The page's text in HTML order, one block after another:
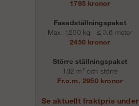
1795 kronor
Fasadställningspaket
Max. 1200 kg
≤ 3,6 meter
2450 kronor
Större ställningspaket
182 m² och större
Fr.o.m. 2950 kronor
Se aktuellt fraktpris under